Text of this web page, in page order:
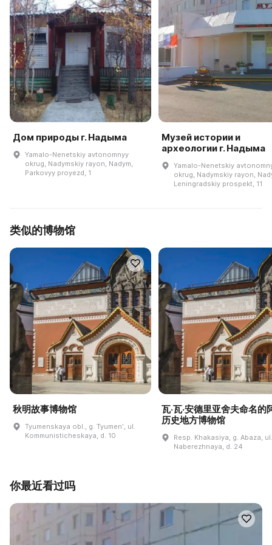
Дом природы г. Надыма
Yamalo-Nenetskiy avtonomnyy
okrug, Nadymskiy rayon, Nadym,
Parkovyy proyezd, 1
Музей истории и
археологии г. Надыма
Yamalo-Nenetskiy
okrug, Nadymskiy rayon,
Leningradskiy prospekt, 11
类似的博物馆
秋明故事博物馆
Tyumenskaya obl., g. Tyumenʹ, ul.
Kommunisticheskaya, d. 10
瓦·瓦·安德里亚舍夫命名的
历史地方博物馆
Resp. Khakasiya, g. Abaza, ul.
Naberezhnaya, d. 24
你最近看过吗